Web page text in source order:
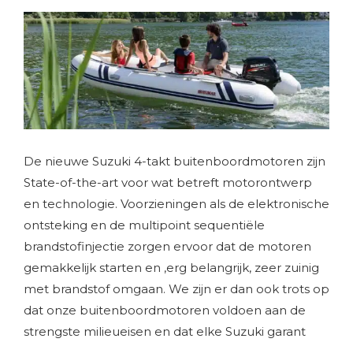
De nieuwe Suzuki 4-takt buitenboordmotoren zijn
State-of-the-art voor wat betreft motorontwerp
en technologie. Voorzieningen als de elektronische
ontsteking en de multipoint sequentiële
brandstofinjectie zorgen ervoor dat de motoren
gemakkelijk starten en ,erg belangrijk, zeer zuinig
met brandstof omgaan. We zijn er dan ook trots op
dat onze buitenboordmotoren voldoen aan de
strengste milieueisen en dat elke Suzuki garant